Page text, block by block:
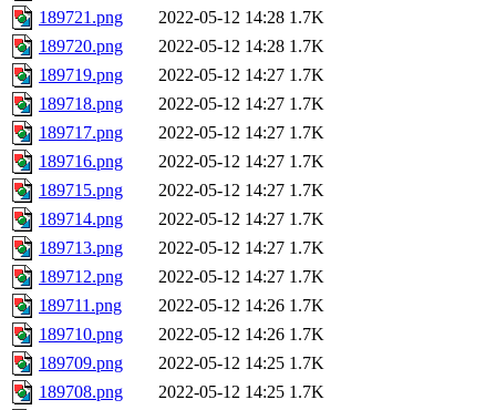
189721.png
2022-05-12 14:28 1.7K
189720.png
2022-05-12 14:28 1.7K
189719.png
2022-05-12 14:27 1.7K
189718.png
2022-05-12 14:27 1.7K
189717.png
2022-05-12 14:27 1.7K
189716.png
2022-05-12 14:27 1.7K
189715.png
2022-05-12 14:27 1.7K
189714.png
2022-05-12 14:27 1.7K
189713.png
2022-05-12 14:27 1.7K
189712.png
2022-05-12 14:27 1.7K
189711.png
2022-05-12 14:26 1.7K
189710.png
2022-05-12 14:26 1.7K
189709.png
2022-05-12 14:25 1.7K
189708.png
2022-05-12 14:25 1.7K